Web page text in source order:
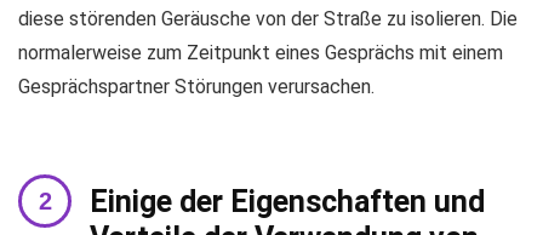
diese störenden Geräusche von der Straße zu isolieren. Die
normalerweise zum Zeitpunkt eines Gesprächs mit einem
Gesprächspartner Störungen verursachen.
Einige der Eigenschaften und